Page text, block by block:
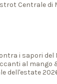
Centrale di
i sapori del
al mango
dell'estate